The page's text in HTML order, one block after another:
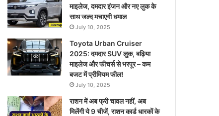
माइलेज, दमदार इंजन और नए लुक के
साथ जल्द मचाएगी धमाल
July 10, 2025
Toyota Urban Cruiser
2025: दमदार SUV लुक, बढ़िया
माइलेज और फीचर्स से भरपूर – कम
बजट में प्रीमियम फील!
July 10, 2025
राशन में अब फ्री चावल नहीं, अब
मिलेंगी ये 9 चीजें, राशन कार्ड धारकों के